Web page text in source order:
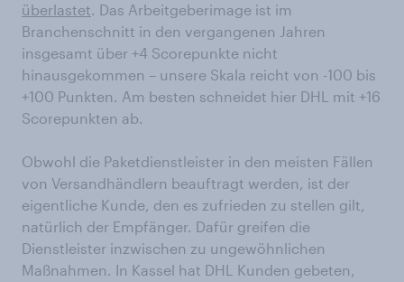
überlastet. Das Arbeitgeberimage ist im
Branchenschnitt in den vergangenen Jahren
insgesamt über +4 Scorepunkte nicht
hinausgekommen – unsere Skala reicht von -100 bis
+100 Punkten. Am besten schneidet hier DHL mit +16
Scorepunkten ab.
Obwohl die Paketdienstleister in den meisten Fällen
von Versandhändlern beauftragt werden, ist der
eigentliche Kunde, den es zufrieden zu stellen gilt,
natürlich der Empfänger. Dafür greifen die
Dienstleister inzwischen zu ungewöhnlichen
Maßnahmen. In Kassel hat DHL Kunden gebeten,